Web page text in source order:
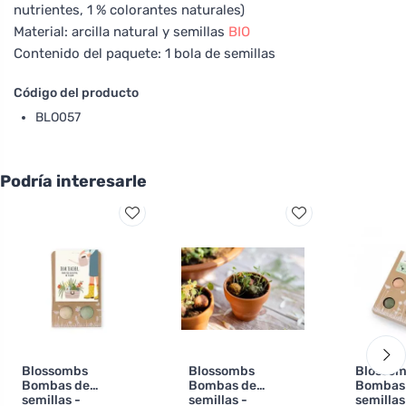
nutrientes, 1 % colorantes naturales)
Material: arcilla natural y semillas BIO
Contenido del paquete: 1 bola de semillas
Código del producto
BLO057
Podría interesarle
Blossombs
Bombas de
semillas -
Blossombs
Bombas de
semillas -